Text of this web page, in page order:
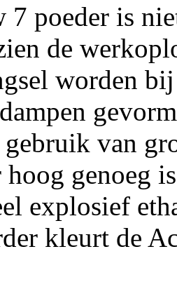
poeder is
de
worden
van
hoog genoeg
explosief
kleurt de